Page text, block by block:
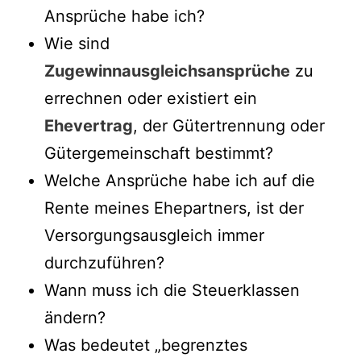
Ansprüche habe ich?
Wie sind
Zugewinnausgleichsansprüche zu
errechnen oder existiert ein
Ehevertrag, der Gütertrennung oder
Gütergemeinschaft bestimmt?
Welche Ansprüche habe ich auf die
Rente meines Ehepartners, ist der
Versorgungsausgleich immer
durchzuführen?
Wann muss ich die Steuerklassen
ändern?
Was bedeutet „begrenztes